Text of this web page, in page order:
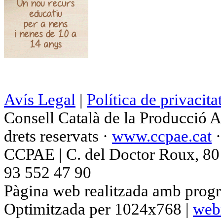
Avís Legal | Política de
Consell Català de la Producció
drets reservats · www.ccpae.cat
CCPAE | C. del Doctor Roux,
93 552 47 90
Pàgina web realitzada amb
Optimitzada per 1024x768 |